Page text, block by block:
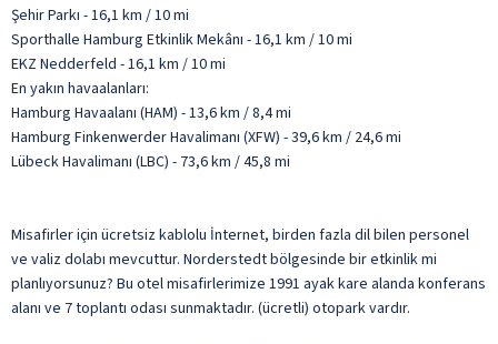
Şehir Parkı - 16,1 km / 10 mi
Sporthalle Hamburg Etkinlik Mekânı - 16,1 km / 10 mi
EKZ Nedderfeld - 16,1 km / 10 mi
En yakın havaalanları:
Hamburg Havaalanı (HAM) - 13,6 km / 8,4 mi
Hamburg Finkenwerder Havalimanı (XFW) - 39,6 km / 24,6 mi
Lübeck Havalimanı (LBC) - 73,6 km / 45,8 mi
Misafirler için ücretsiz kablolu İnternet, birden fazla dil bilen personel
ve valiz dolabı mevcuttur. Norderstedt bölgesinde bir etkinlik mi
planlıyorsunuz? Bu otel misafirlerimize 1991 ayak kare alanda konferans
alanı ve 7 toplantı odası sunmaktadır. (ücretli) otopark vardır.